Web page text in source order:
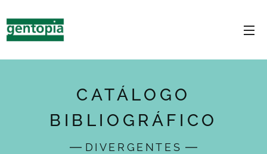
CATÁLOGO
BIBLIOGRÁFICO
DIVERGENTES